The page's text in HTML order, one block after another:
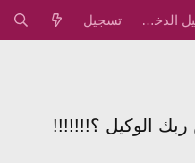
تسجيل الدخول تسجيل
الوكيل ؟!!!!!!!